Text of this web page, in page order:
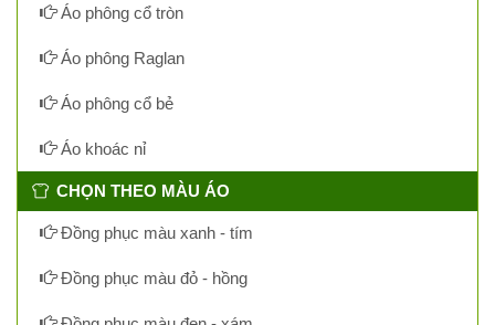
Áo phông cổ tròn
Áo phông Raglan
Áo phông cổ bẻ
Áo khoác nỉ
CHỌN THEO MÀU ÁO
Đồng phục màu xanh - tím
Đồng phục màu đỏ - hồng